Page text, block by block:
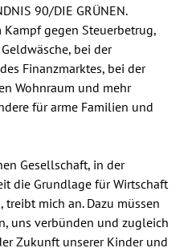
90/DIE GRÜNEN.
gegen Steuerbetrug,
bei der
Finanzmarktes, bei der
Wohnraum und mehr
für arme Familien und
Gesellschaft, in der
die Grundlage für Wirtschaft
mich an. Dazu müssen
uns verbünden und zugleich
Zukunft unserer Kinder und